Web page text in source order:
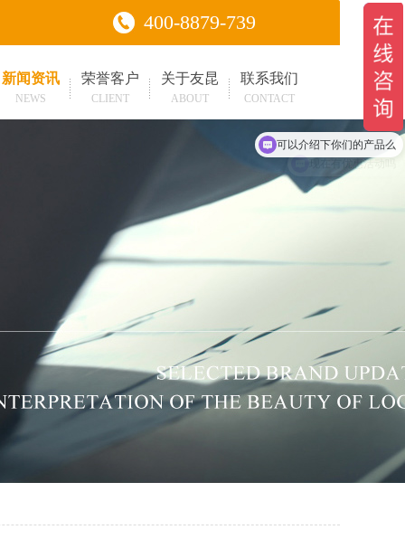
400-8879-739
新闻资讯
NEWS
荣誉客户
CLIENT
关于友昆
ABOUT
联系我们
CONTACT
可以介绍下你们的产品么